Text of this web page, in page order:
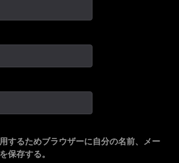
するためブラウザーに自分の名前、メー
保存する。